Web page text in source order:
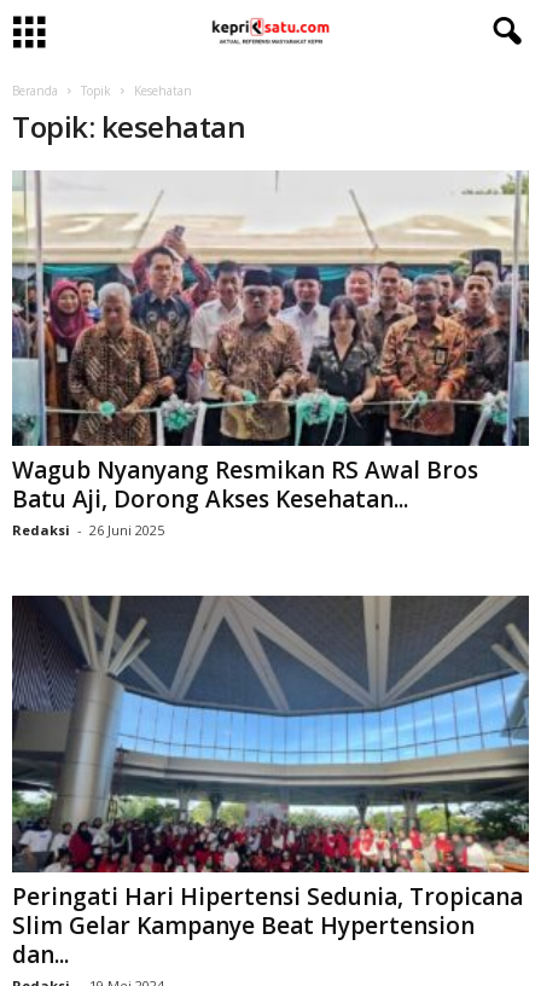
Beranda Topik Kesehatan
Topik: kesehatan
Wagub Nyanyang Resmikan RS Awal Bros
Batu Aji, Dorong Akses Kesehatan...
Redaksi - 26 Juni 2025
Peringati Hari Hipertensi Sedunia, Tropicana
Slim Gelar Kampanye Beat Hypertension
dan...